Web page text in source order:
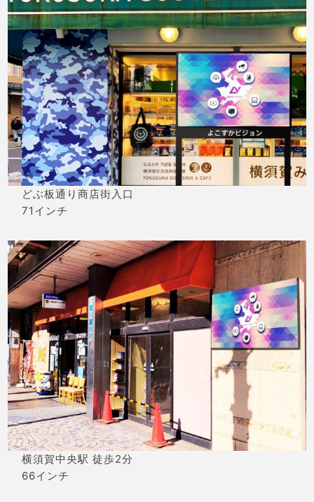
どぶ板通り商店街入口
71インチ
横須賀中央駅 徒歩2分
66インチ